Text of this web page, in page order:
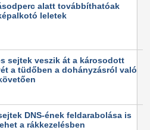
alatt továbbíthatóak
leletek
sejtek veszik át a károsodott
a tüdőben a dohányzásról való
DNS-ének feldarabolása is
a rákkezelésben